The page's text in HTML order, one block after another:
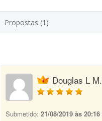
Propostas (1)
Douglas L M.
Submetido: 21/08/2019 às 20:16